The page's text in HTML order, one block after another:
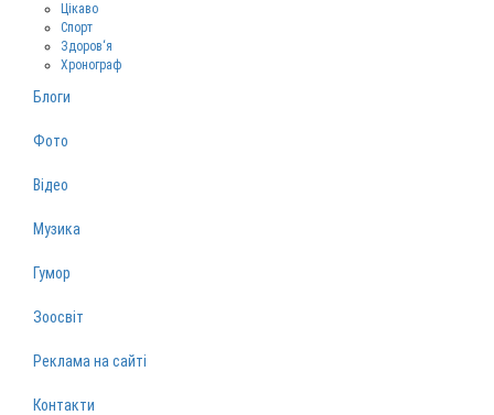
Цікаво
Спорт
Здоров‘я
Хронограф
Блоги
Фото
Відео
Музика
Гумор
Зоосвіт
Реклама на сайті
Контакти